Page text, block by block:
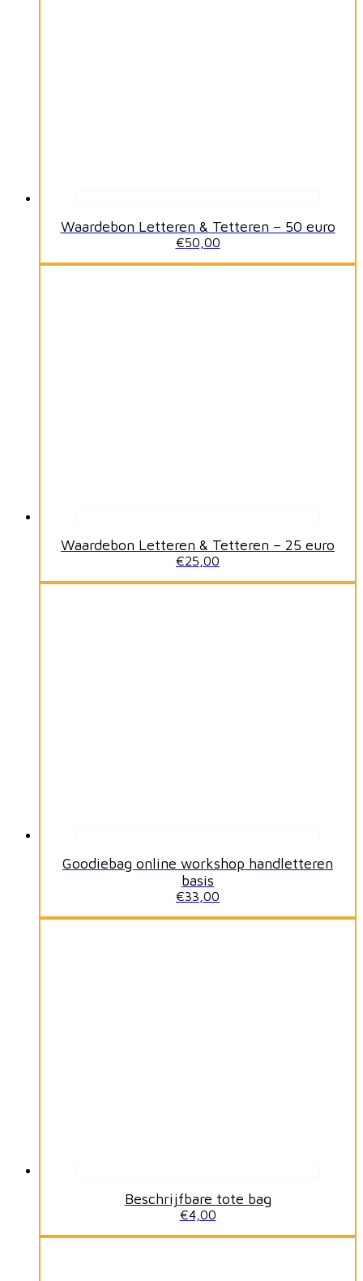
Waardebon Letteren & Tetteren – 50 euro
€50,00
Waardebon Letteren & Tetteren – 25 euro
€25,00
Goodiebag online workshop handletteren
basis
€33,00
Beschrijfbare tote bag
€4,00